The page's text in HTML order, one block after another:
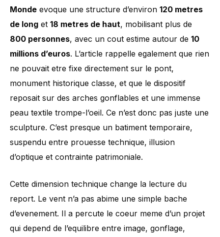
Monde evoque une structure d’environ 120 metres
de long et 18 metres de haut, mobilisant plus de
800 personnes, avec un cout estime autour de 10
millions d’euros. L’article rappelle egalement que rien
ne pouvait etre fixe directement sur le pont,
monument historique classe, et que le dispositif
reposait sur des arches gonflables et une immense
peau textile trompe-l’oeil. Ce n’est donc pas juste une
sculpture. C’est presque un batiment temporaire,
suspendu entre prouesse technique, illusion
d’optique et contrainte patrimoniale.
Cette dimension technique change la lecture du
report. Le vent n’a pas abime une simple bache
d’evenement. Il a percute le coeur meme d’un projet
qui depend de l’equilibre entre image, gonflage,